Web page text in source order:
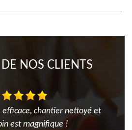
NOS CLIENTS
efficace, chantier nettoyé et
est magnifique !